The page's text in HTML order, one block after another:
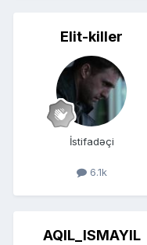
Elit-killer
İstifadəçi
6.1k
AQIL_ISMAYIL